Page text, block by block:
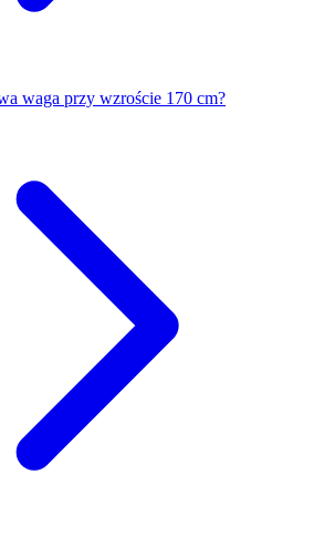
waga przy wzroście 170 cm?